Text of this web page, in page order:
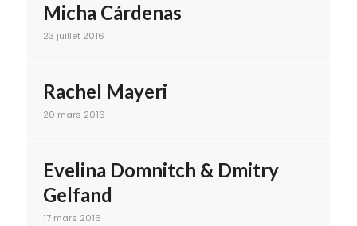
Micha Cárdenas
23 juillet 2016
Rachel Mayeri
20 mars 2016
Evelina Domnitch & Dmitry
Gelfand
17 mars 2016